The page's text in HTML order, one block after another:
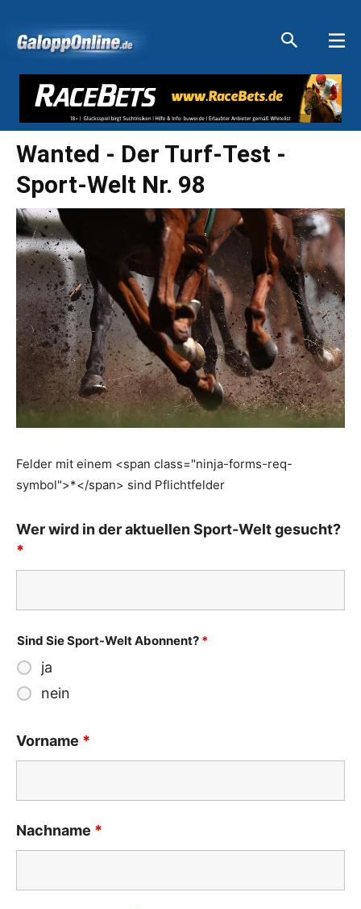
Wanted - Der Turf-Test -
Sport-Welt Nr. 98
Felder mit einem <span class="ninja-forms-req-
symbol">*</span> sind Pflichtfelder
Wer wird in der aktuellen Sport-Welt gesucht?
*
Sind Sie Sport-Welt Abonnent? *
ja
nein
Vorname *
Nachname *